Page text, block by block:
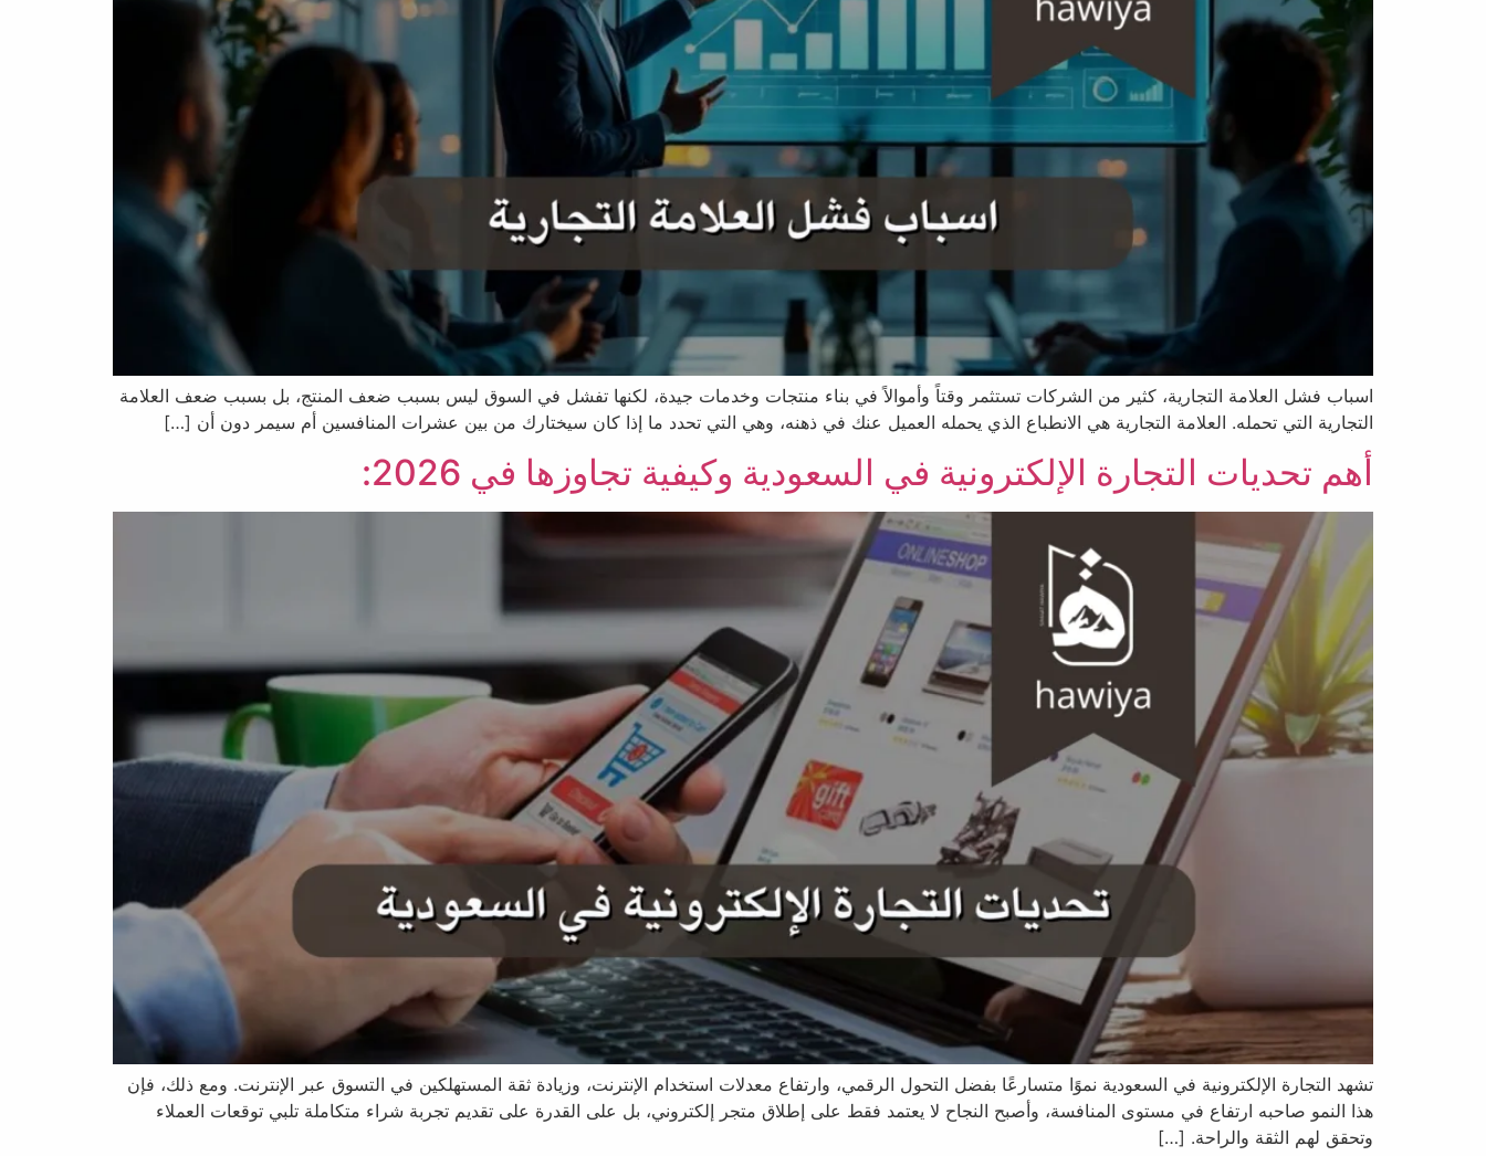
اسباب فشل العلامة التجارية، كثير من الشركات تستثمر وقتاً وأموالاً في بناء منتجات وخدمات جيدة، لكنها تفشل في السوق ليس بسبب ضعف المنتج، بل بسبب ضعف العلامة
التجارية التي تحمله. العلامة التجارية هي الانطباع الذي يحمله العميل عنك في ذهنه، وهي التي تحدد ما إذا كان سيختارك من بين عشرات المنافسين أم سيمر دون أن […]
أهم تحديات التجارة الإلكترونية في السعودية وكيفية تجاوزها في 2026:
تشهد التجارة الإلكترونية في السعودية نموًا متسارعًا بفضل التحول الرقمي، وارتفاع معدلات استخدام الإنترنت، وزيادة ثقة المستهلكين في التسوق عبر الإنترنت. ومع ذلك، فإن
هذا النمو صاحبه ارتفاع في مستوى المنافسة، وأصبح النجاح لا يعتمد فقط على إطلاق متجر إلكتروني، بل على القدرة على تقديم تجربة شراء متكاملة تلبي توقعات العملاء
وتحقق لهم الثقة والراحة. […]